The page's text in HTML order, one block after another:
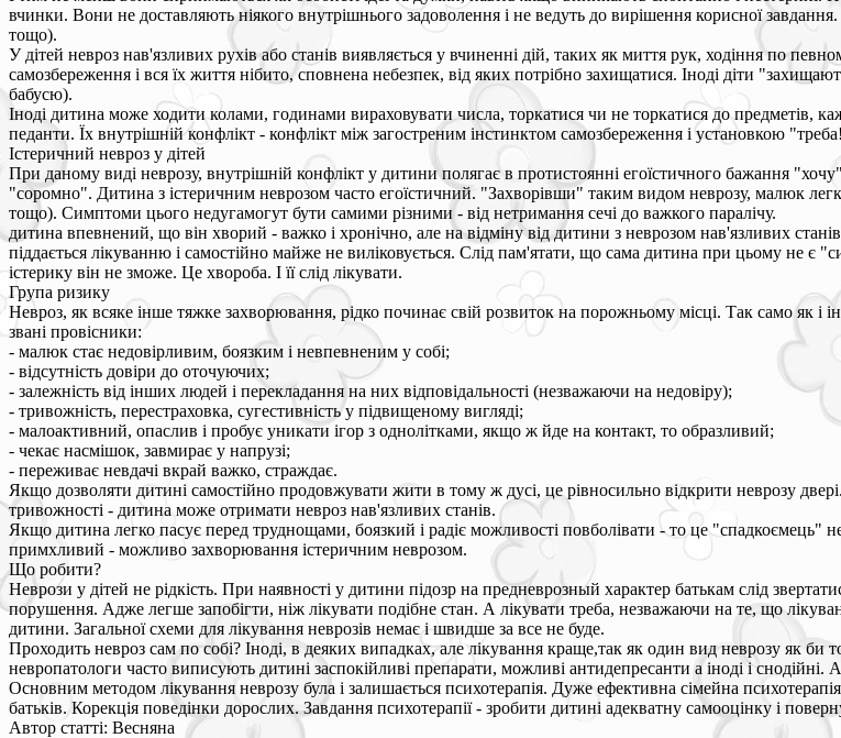
вчинки. Вони не доставляють ніякого внутрішнього задоволення і не ведуть до вирішення корисної
тощо).
У дітей невроз нав'язливих рухів або станів виявляється у вчиненні дій, таких як миття рук, ходіння по
самозбереження і вся їх життя нібито, сповнена небезпек, від яких потрібно захищатися. Іноді діти
бабусю).
Іноді дитина може ходити колами, годинами вираховувати числа, торкатися чи не торкатися до предметів,
педанти. Їх внутрішній конфлікт - конфлікт між загостреним інстинктом самозбереження і установкою
Істеричний невроз у дітей
При даному виді неврозу, внутрішній конфлікт у дитини полягає в протистоянні егоїстичного бажання
"соромно". Дитина з істеричним неврозом часто егоїстичний. "Захворівши" таким видом неврозу, малюк
тощо). Симптоми цього недугамогут бути самими різними - від нетримання сечі до важкого паралічу.
дитина впевнений, що він хворий - важко і хронічно, але на відміну від дитини з неврозом нав'язливих
піддається лікуванню і самостійно майже не виліковується. Слід пам'ятати, що сама дитина при цьому не
істерику він не зможе. Це хвороба. І її слід лікувати.
Група ризику
Невроз, як всяке інше тяжке захворювання, рідко починає свій розвиток на порожньому місці. Так само як
звані провісники:
- малюк стає недовірливим, боязким і невпевненим у собі;
- відсутність довіри до оточуючих;
- залежність від інших людей і перекладання на них відповідальності (незважаючи на недовіру);
- тривожність, перестраховка, сугестивність у підвищеному вигляді;
- малоактивний, опаслив і пробує уникати ігор з однолітками, якщо ж йде на контакт, то образливий;
- чекає насмішок, завмирає у напрузі;
- переживає невдачі вкрай важко, страждає.
Якщо дозволяти дитині самостійно продовжувати жити в тому ж дусі, це рівносильно відкрити неврозу
тривожності - дитина може отримати невроз нав'язливих станів.
Якщо дитина легко пасує перед труднощами, боязкий і радіє можливості повболівати - то це "спадкоємець"
примхливий - можливо захворювання істеричним неврозом.
Що робити?
Неврози у дітей не рідкість. При наявності у дитини підозр на предневрозный характер батькам слід
порушення. Адже легше запобігти, ніж лікувати подібне стан. А лікувати треба, незважаючи на те, що
дитини. Загальної схеми для лікування неврозів немає і швидше за все не буде.
Проходить невроз сам по собі? Іноді, в деяких випадках, але лікування краще,так як один вид неврозу як
невропатологи часто виписують дитині заспокійливі препарати, можливі антидепресанти а іноді і снодійні.
Основним методом лікування неврозу була і залишається психотерапія. Дуже ефективна сімейна
батьків. Корекція поведінки дорослих. Завдання психотерапії - зробити дитині адекватну самооцінку і
Автор статті: Весняна